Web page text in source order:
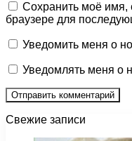
Сохранить моё имя,
браузере для
Уведомить меня о
Уведомлять меня о
Свежие записи